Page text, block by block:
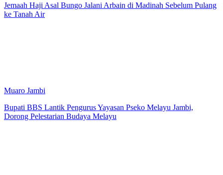
Jemaah Haji Asal Bungo Jalani Arbain di Madinah Sebelum Pulang
ke Tanah Air
Muaro Jambi
Bupati BBS Lantik Pengurus Yayasan Pseko Melayu Jambi,
Dorong Pelestarian Budaya Melayu